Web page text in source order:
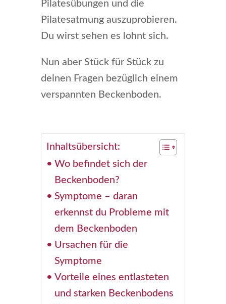
Pilatesübungen und die
Pilatesatmung auszuprobieren.
Du wirst sehen es lohnt sich.
Nun aber Stück für Stück zu
deinen Fragen bezüglich einem
verspannten Beckenboden.
Inhaltsübersicht:
Wo befindet sich der
Beckenboden?
Symptome – daran
erkennst du Probleme mit
dem Beckenboden
Ursachen für die
Symptome
Vorteile eines entlasteten
und starken Beckenbodens